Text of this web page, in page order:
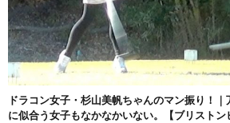
ドラコン女子・杉山美帆ちゃんのマン振り！
に似合う女子もなかなかいない。【ブリスト